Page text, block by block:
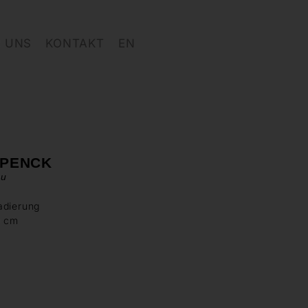
UNS KONTAKT EN
cm